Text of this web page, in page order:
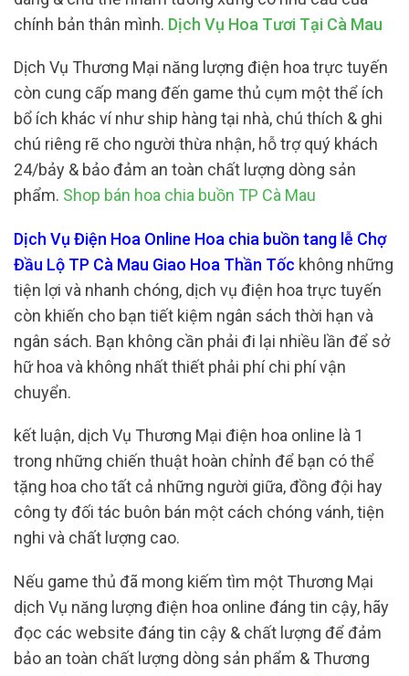
chính bản thân mình. Dịch Vụ Hoa Tươi Tại Cà Mau
Dịch Vụ Thương Mại năng lượng điện hoa trực tuyến
còn cung cấp mang đến game thủ cụm một thể ích
bổ ích khác ví như ship hàng tại nhà, chú thích & ghi
chú riêng rẽ cho người thừa nhận, hỗ trợ quý khách
24/bảy & bảo đảm an toàn chất lượng dòng sản
phẩm. Shop bán hoa chia buồn TP Cà Mau
Dịch Vụ Điện Hoa Online Hoa chia buồn tang lễ Chợ
Đầu Lộ TP Cà Mau Giao Hoa Thần Tốc không những
tiện lợi và nhanh chóng, dịch vụ điện hoa trực tuyến
còn khiến cho bạn tiết kiệm ngân sách thời hạn và
ngân sách. Bạn không cần phải đi lại nhiều lần để sở
hữ hoa và không nhất thiết phải phí chi phí vận
chuyển.
kết luận, dịch Vụ Thương Mại điện hoa online là 1
trong những chiến thuật hoàn chỉnh để bạn có thể
tặng hoa cho tất cả những người giữa, đồng đội hay
công ty đối tác buôn bán một cách chóng vánh, tiện
nghi và chất lượng cao.
Nếu game thủ đã mong kiếm tìm một Thương Mại
dịch Vụ năng lượng điện hoa online đáng tin cậy, hãy
đọc các website đáng tin cậy & chất lượng để đảm
bảo an toàn chất lượng dòng sản phẩm & Thương